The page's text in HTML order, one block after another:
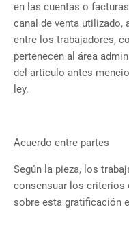
en las cuentas o
canal de venta utilizado,
entre los trabajadores,
pertenecen al área
del artículo antes
ley.
Acuerdo entre partes
Según la pieza, los
consensuar los criterios
sobre esta gratificación